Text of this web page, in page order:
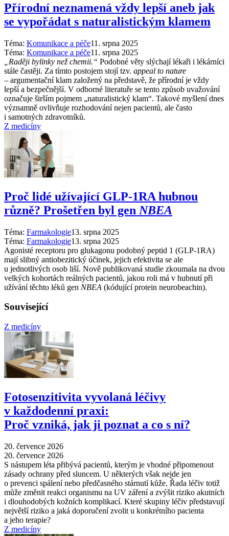
Přírodní neznamená vždy lepší aneb jak
se vypořádat s naturalistickým klamem
Téma: Komunikace a péče11. srpna 2025
Téma: Komunikace a péče11. srpna 2025
„Raději bylinky než chemii.“ Podobné věty slýchají lékaři i lékárníci
stále častěji. Za tímto postojem stojí tzv. appeal to nature
–⁠ argumentační klam založený na představě, že přírodní je vždy
lepší a bezpečnější. V odborné literatuře se tento způsob uvažování
označuje širším pojmem „naturalistický klam“. Takové myšlení dnes
významně ovlivňuje rozhodování nejen pacientů, ale často
i samotných zdravotníků.
Z medicíny
Proč lidé užívající GLP-1RA hubnou
různě? Prošetřen byl gen NBEA
Téma: Farmakologie13. srpna 2025
Téma: Farmakologie13. srpna 2025
Agonisté receptoru pro glukagonu podobný peptid 1 (GLP-1RA)
mají slibný antiobezitický účinek, jejich efektivita se ale
u jednotlivých osob liší. Nově publikovaná studie zkoumala na dvou
velkých kohortách reálných pacientů, jakou roli má v hubnutí při
užívání těchto léků gen NBEA (kódující protein neurobeachin).
Související
Z medicíny
Fotosenzitivita vyvolaná léčivy
v každodenní praxi:
Proč vzniká, jak ji poznat a co s ní?
20. července 2026
20. července 2026
S nástupem léta přibývá pacientů, kterým je vhodné připomenout
zásady ochrany před sluncem. U některých však nejde jen
o prevenci spálení nebo předčasného stárnutí kůže. Řada léčiv totiž
může změnit reakci organismu na UV záření a zvýšit riziko akutních
i dlouhodobých kožních komplikací. Které skupiny léčiv představují
největší riziko a jaká doporučení zvolit u konkrétního pacienta
a jeho terapie?
Z medicíny